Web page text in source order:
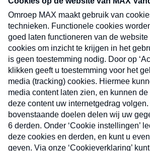
uw mailbox.
Nieuwsbrief